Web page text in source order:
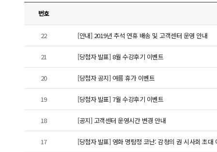
번호
22 [안내] 2019년 추석 연휴 배송 및 고객센터 운영 안내
21 [당첨자 발표] 8월 수강후기 이벤트
20 [당첨자 공지] 여름 휴가 이벤트
19 [당첨자 발표] 7월 수강후기 이벤트
18 [공지] 고객센터 운영시간 변경 안내
17 [당첨자 발표] 영화 명탐정 코난: 감청의 권 시사회 초대